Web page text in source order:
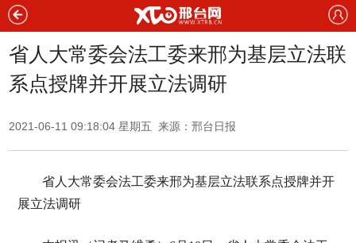
省人大常委会法工委来邢为基层立法联
系点授牌并开展立法调研
2021-06-11 09:18:04 星期五 来源：邢台日报
省人大常委会法工委来邢为基层立法联系点授牌并开
展立法调研